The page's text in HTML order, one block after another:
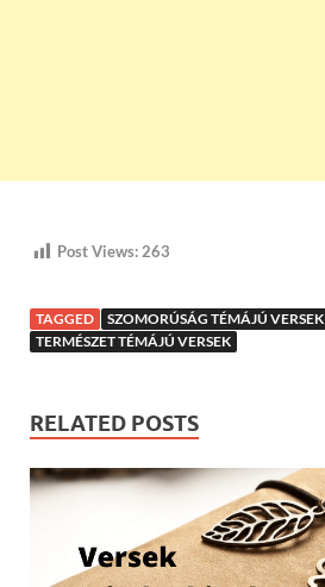
Post Views: 263
TAGGED
SZOMORÚSÁG TÉMÁJÚ VERSEK
TERMÉSZET TÉMÁJÚ VERSEK
RELATED POSTS